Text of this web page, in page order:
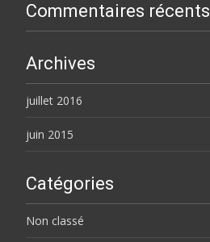
Commentaires récents
Archives
juillet 2016
juin 2015
Catégories
Non classé